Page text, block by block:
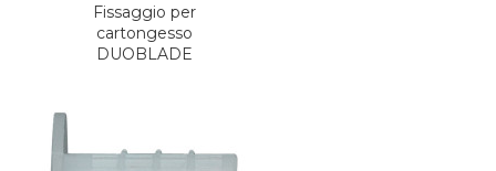
Fissaggio per
cartongesso
DUOBLADE